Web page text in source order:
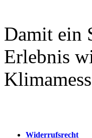
Damit ein
Erlebnis
Widerrufsrecht